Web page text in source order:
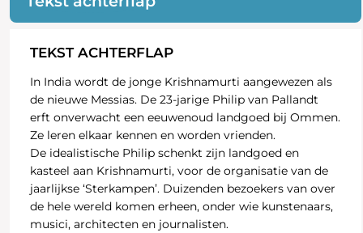
TEKST ACHTERFLAP
In India wordt de jonge Krishnamurti aangewezen als
de nieuwe Messias. De 23-jarige Philip van Pallandt
erft onverwacht een eeuwenoud landgoed bij Ommen.
Ze leren elkaar kennen en worden vrienden.
De idealistische Philip schenkt zijn landgoed en
kasteel aan Krishnamurti, voor de organisatie van de
jaarlijkse ‘Sterkampen’. Duizenden bezoekers van over
de hele wereld komen erheen, onder wie kunstenaars,
musici, architecten en journalisten.